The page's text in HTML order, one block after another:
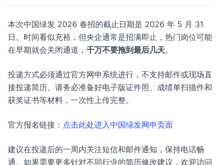
本次中国绿发 2026 春招的截止日期是 2026 年 5 月 31
日。时间看似充裕，但央企通常是招满即止，热门岗位可能
在早期就会关闭通道， 千万不要拖到最后几天。
投递方式必须通过官方网申系统进行，不支持邮件或现场直
接投递简历。请务必准备好电子版证件照、成绩单扫描件和
获奖证书等材料，一次性上传完整。
官方报名链接： 点击此处进入中国绿发网申页面
建议在投递后的一周内关注短信和邮件通知，保持电话畅
通。如果需要更多针对不同行业的简历修改建议，欢迎访问